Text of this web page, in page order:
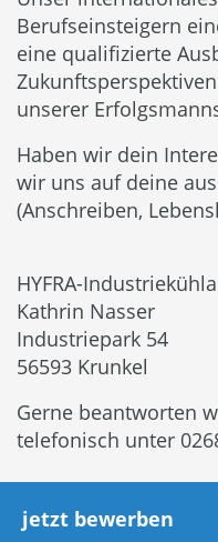
Berufseinsteigern
eine qualifizierte
unserer
Haben wir dein
wir uns auf deine
(Anschreiben,
HYFRA-
Kathrin Nasser
Industriepark 54
56593 Krunkel
Gerne beantworten
telefonisch unter
jetzt bewerben